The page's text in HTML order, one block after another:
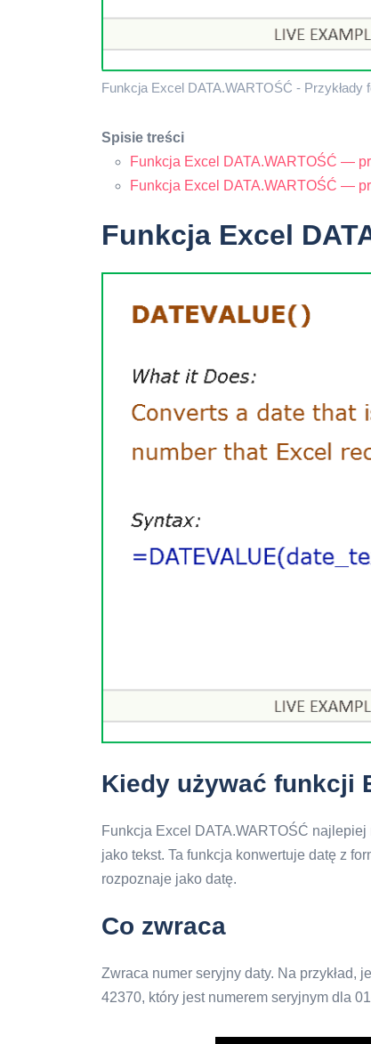
Funkcja Excel DATA.WARTOŚĆ -
Spisie treści
Funkcja Excel DATA.WARTOŚĆ —
Funkcja Excel DATA.WARTOŚĆ —
Funkcja Excel
Kiedy używać funkcji
Funkcja Excel DATA.WARTOŚĆ
jako tekst. Ta funkcja konwertuje datę z
rozpoznaje jako datę.
Co zwraca
Zwraca numer seryjny daty. Na przykład,
42370, który jest numerem seryjnym dla